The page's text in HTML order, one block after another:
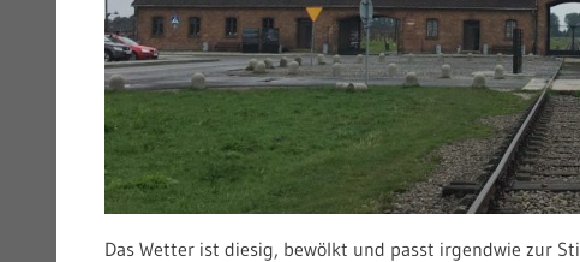
Das Wetter ist diesig, bewölkt und passt irgendwie zur